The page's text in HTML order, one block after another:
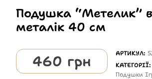
Подушка “Метелик”
металік 40 см
460 грн АРТИКУЛ:
Подушки